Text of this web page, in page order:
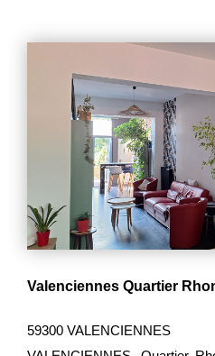
aisément la clientéle et
bien. L'appartement T3
été rénové tout en
caractéristiques d'ancienne
de marbre, moulures..... La
du marché. Pour plus
Christophe.
59300 VALENCIENNES